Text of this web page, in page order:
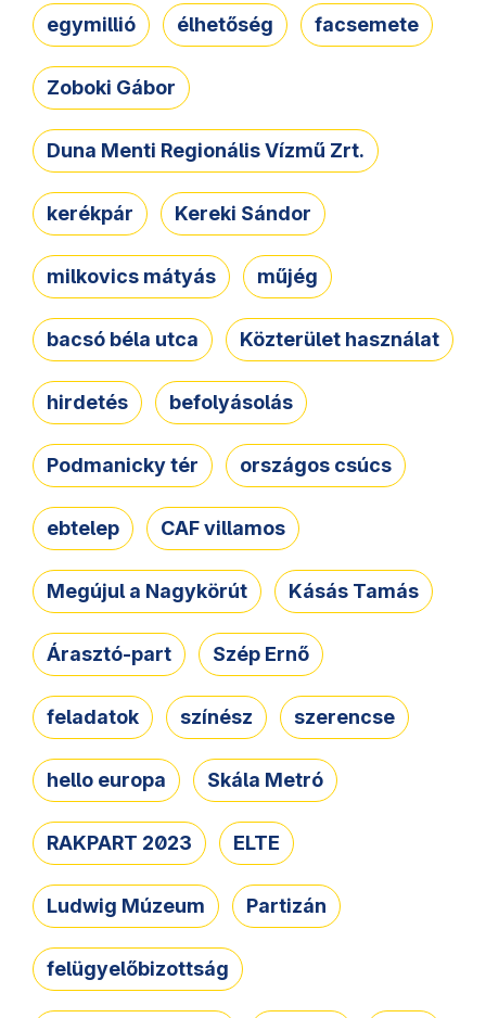
egymillió élhetőség facsemete
Zoboki Gábor
Duna Menti Regionális Vízmű Zrt.
kerékpár Kereki Sándor
milkovics mátyás műjég
bacsó béla utca Közterület használat
hirdetés befolyásolás
Podmanicky tér országos csúcs
ebtelep CAF villamos
Megújul a Nagykörút Kásás Tamás
Árasztó-part Szép Ernő
feladatok színész szerencse
hello europa Skála Metró
RAKPART 2023 ELTE
Ludwig Múzeum Partizán
felügyelőbizottság